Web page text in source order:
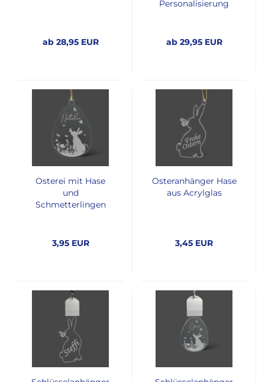
ab 28,95 EUR
Personalisierung
ab 29,95 EUR
Osterei mit Hase
und
Schmetterlingen
3,95 EUR
Osteranhänger Hase
aus Acrylglas
3,45 EUR